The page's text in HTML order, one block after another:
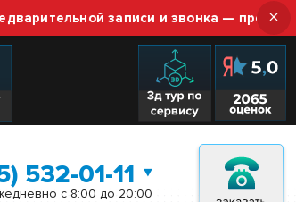
записи и звонка — просто ×
532-01-11
с 8:00 до 20:00